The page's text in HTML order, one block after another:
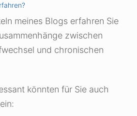
meines Blogs erfahren Sie
zwischen
und chronischen
könnten für Sie auch